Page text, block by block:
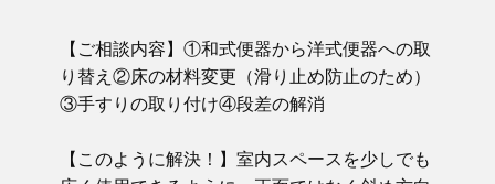
【ご相談内容】①​ 和式便器から洋式便器への取
り替え②床の材料変更（滑り止め防止のため）
③手すりの取り付け④段差の解消
【このように解決！】​​ 室内スペースを少しでも